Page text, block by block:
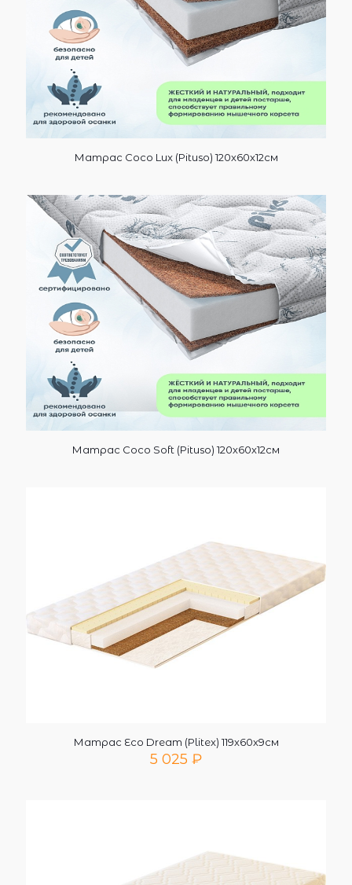
Матрас Coco Lux (Pituso) 120х60х12см
Матрас Coco Soft (Pituso) 120х60х12см
Матрас Eco Dream (Plitex) 119х60х9см
5 025 ₽